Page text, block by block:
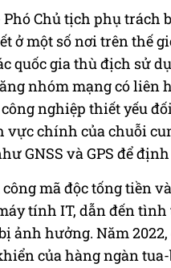
Phó Chủ tịch phụ
ở một số nơi trên thế
quốc gia thù địch sử
nhóm mạng có liên
nghiệp thiết yếu
chính của chuỗi
GNSS và GPS để
mã độc tống tiền
tính IT, dẫn đến
ảnh hưởng. Năm
của hàng ngàn